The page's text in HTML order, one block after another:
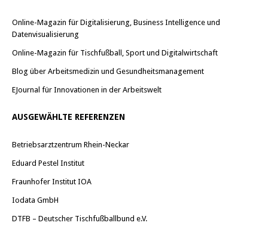
Online-Magazin für Digitalisierung, Business Intelligence und
Datenvisualisierung
Online-Magazin für Tischfußball, Sport und Digitalwirtschaft
Blog über Arbeitsmedizin und Gesundheitsmanagement
EJournal für Innovationen in der Arbeitswelt
AUSGEWÄHLTE REFERENZEN
Betriebsarztzentrum Rhein-Neckar
Eduard Pestel Institut
Fraunhofer Institut IOA
Iodata GmbH
DTFB – Deutscher Tischfußballbund e.V.